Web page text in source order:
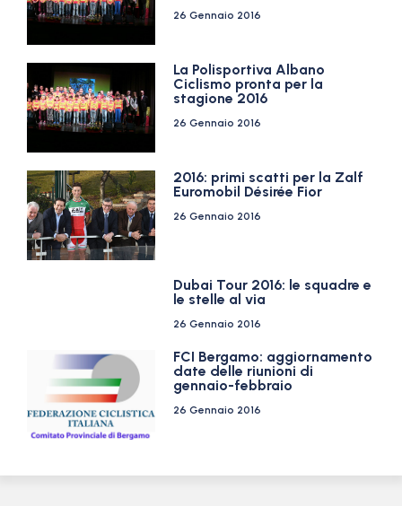
26 Gennaio 2016
La Polisportiva Albano
Ciclismo pronta per la
stagione 2016
26 Gennaio 2016
2016: primi scatti per la Zalf
Euromobil Désirée Fior
26 Gennaio 2016
Dubai Tour 2016: le squadre e
le stelle al via
26 Gennaio 2016
FCI Bergamo: aggiornamento
date delle riunioni di
gennaio-febbraio
26 Gennaio 2016